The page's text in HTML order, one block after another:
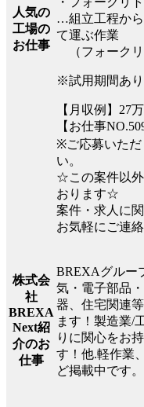
人気の
工場の
お仕事
…組立工程か
て運ぶ作業
（フォークリ
※試用期間あ
【月収例】27
【お仕事
※ご応募いただ
い。
☆この案件以
おります☆
案件・求人に
お気軽にご連
株式会
社
BREXA
Next紹
介のお
仕事
BREXAグルー
気・電子部品
器、住宅関連
ます！製造業/
りに関心をお
す！他.軽作業
ど掲載中です。